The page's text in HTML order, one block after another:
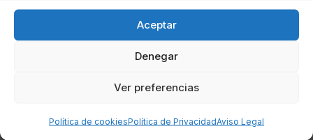
Aceptar
Denegar
Ver preferencias
Política de cookiesPolítica de PrivacidadAviso Legal
La cantidad embargable dependerá del tipo de
ingreso que se reciba:
el exceso sobre el SMI.
embargarse todo lo que supere el umbral